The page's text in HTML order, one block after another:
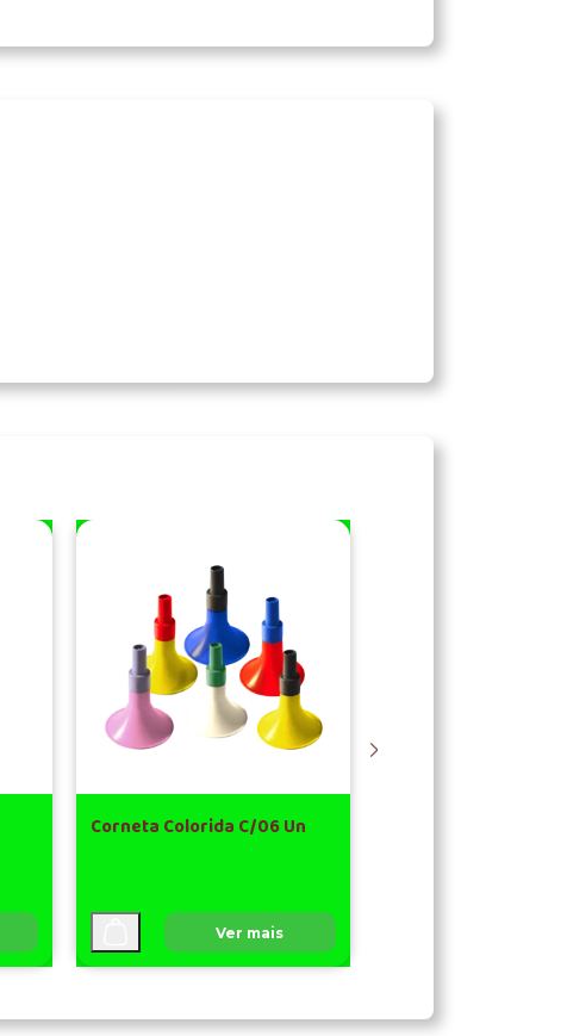
Corneta Colorida C/06 Un
Ver mais